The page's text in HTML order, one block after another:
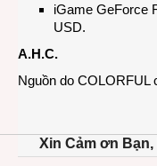
iGame GeForce
USD.
A.H.C.
Nguồn do COLORFUL
Xin Cảm ơn